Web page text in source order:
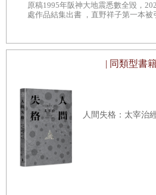
「狸貓好可憐。」
到甚麼她都頻呼「好可憐」，擺明
媽一句稱讚，所以並不值得驚訝。
附近的井之頭動物園時，望著籠中
定那是可愛的動物，因此對於這個
問緣由就堅持偏愛狸貓。總之不管
的說詞不太靠譜。思想的根據薄弱
基本上毫無正視的價值。但我聽到
原稿1995年阪神大地震悉數全毀，
處作品結集出書 ，直野祥子第一本被
| 同類型書
人間失格：太宰治